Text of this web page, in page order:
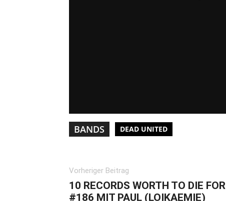
BANDS DEAD UNITED
Vorheriger Beitrag
10 RECORDS WORTH TO DIE FOR
#186 MIT PAUL (LOIKAEMIE)